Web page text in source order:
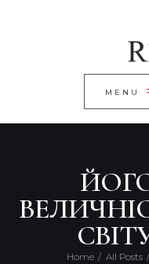
MENU
Home All Posts
ПРО
UKRAINIAN